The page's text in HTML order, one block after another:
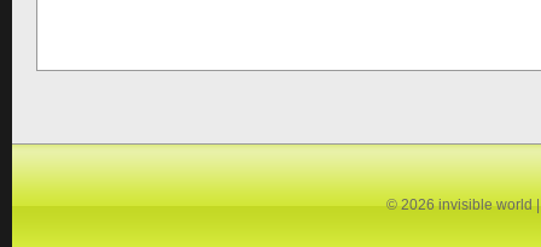
© 2026 invisible world